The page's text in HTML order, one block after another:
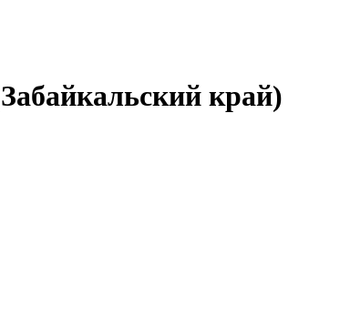
край)